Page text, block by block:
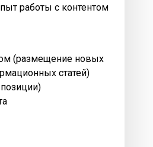
работы с контентом
(размещение новых
статей)